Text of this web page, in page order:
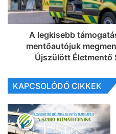
A legkisebb
mentőautójuk
Újszülött Életmentő
KAPCSOLÓDÓ CIKKEK